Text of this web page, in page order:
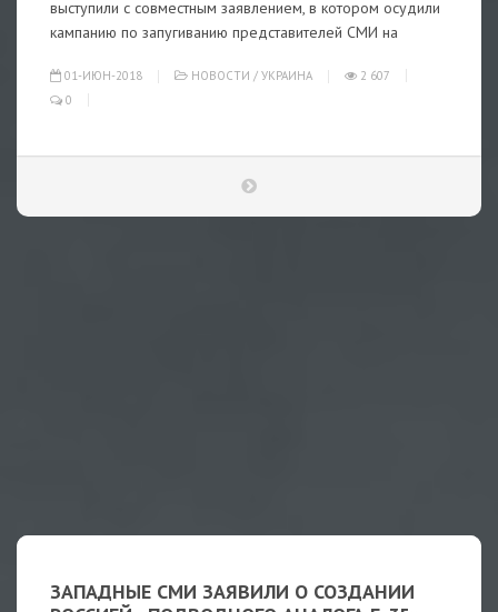
выступили с совместным заявлением, в котором осудили
кампанию по запугиванию представителей СМИ на
01-ИЮН-2018 НОВОСТИ / УКРАИНА
2 607
0
ЗАПАДНЫЕ СМИ ЗАЯВИЛИ О СОЗДАНИИ